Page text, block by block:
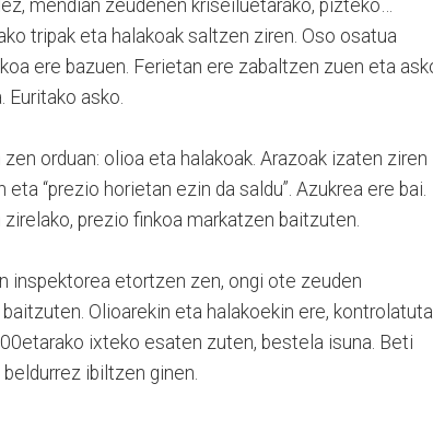
mendian zeudenen kriseiluetarako, pizteko…
tripak eta halakoak saltzen ziren. Oso osatua
ere bazuen. Ferietan ere zabaltzen zuen eta
Euritako asko.
orduan: olioa eta halakoak. Arazoak izaten ziren
“prezio horietan ezin da saldu”. Azukrea ere bai.
prezio finkoa markatzen baitzuten.
inspektorea etortzen zen, ongi ote zeuden
Olioarekin eta halakoekin ere, kontrolatuta
ixteko esaten zuten, bestela isuna. Beti
ibiltzen ginen.